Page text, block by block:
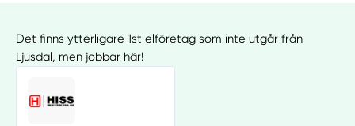
Det finns ytterligare 1st elföretag som inte utgår från
Ljusdal, men jobbar här!